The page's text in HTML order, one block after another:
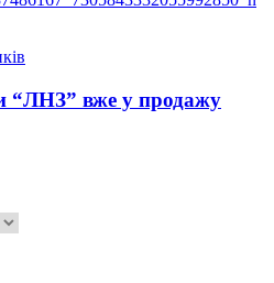
“ЛНЗ” вже у продажу